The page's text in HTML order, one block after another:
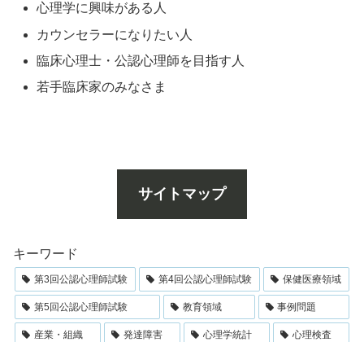
心理学に興味がある人
カウンセラーになりたい人
臨床心理士・公認心理師を目指す人
若手臨床家のみなさま
サイトマップ
キーワード
第3回公認心理師試験 第4回公認心理師試験 保健医療領域
第5回公認心理師試験 教育領域 事例問題
産業・組織 発達障害 心理学統計 心理検査